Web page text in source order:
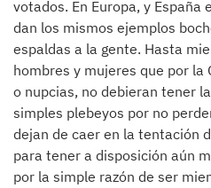
votados. En Europa, y
dan los mismos ejemplos
espaldas a la gente. Hasta
hombres y mujeres que por la
o nupcias, no debieran tener
simples plebeyos por no
dejan de caer en la tentación
para tener a disposición aún
por la simple razón de ser